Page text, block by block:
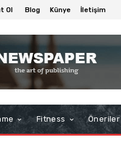
Ol Blog Künye İletişim
Fitness Öneriler